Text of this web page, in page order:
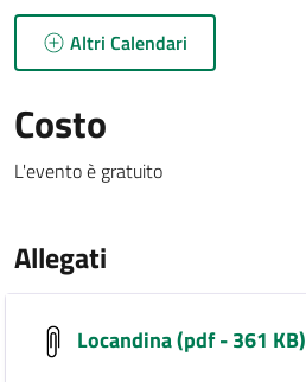
Altri Calendari
Costo
L'evento è gratuito
Allegati
Locandina (pdf - 361 KB)